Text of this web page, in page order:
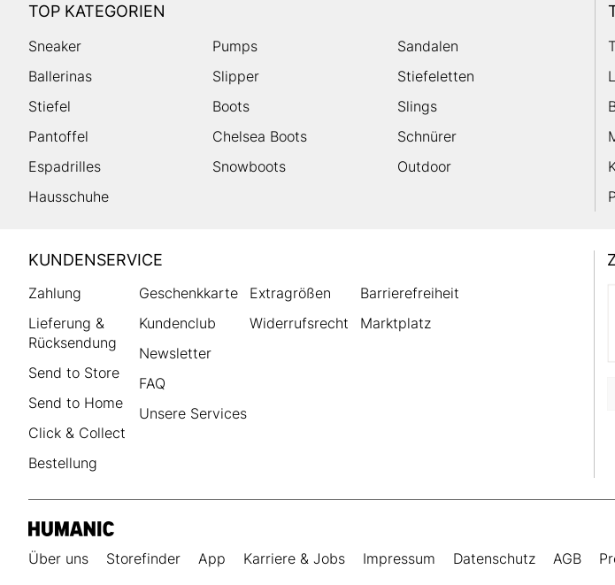
TOP KATEGORIEN
Sneaker Pumps
Sandalen
Ballerinas
Slipper
Stiefeletten
Stiefel
Boots
Slings
Pantoffel
Chelsea Boots
Schnürer
Espadrilles
Snowboots
Outdoor
Hausschuhe
HUMANIC
Footer
KUNDENSERVICE
Zahlung
Lieferung &
Rücksendung
Send to Store
Send to Home
Click & Collect
Bestellung
Geschenkkarte
Kundenclub
Newsletter
FAQ
Unsere Services
Extragrößen
Widerrufsrecht
Barrierefreiheit
Marktplatz
Über uns Storefinder App Karriere & Jobs Impressum Datenschutz AGB